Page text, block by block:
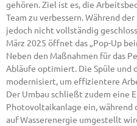
gehören. Ziel ist es, die
Team zu verbessern. Während
jedoch nicht vollständig
März 2025 öffnet das „Pop-Up
Neben den Maßnahmen für das
Abläufe optimiert. Die Spüle und
modernisiert, um effizientere
Der Umbau schließt zudem eine
Photovoltaikanlage ein, während
auf Wasserenergie umgestellt